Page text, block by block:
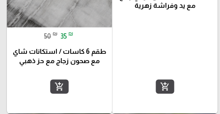
مع يد وفراشة زهرية
add_shopping_cart
50 ₪ 35 ₪
طقم 6 كاسات / استكانات شاي
مع صحون زجاج مع حز ذهبي
add_shopping_cart